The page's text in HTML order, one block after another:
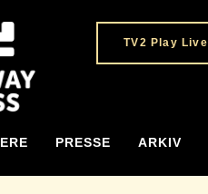
TV2 Play Live
PRESSE ARKIV